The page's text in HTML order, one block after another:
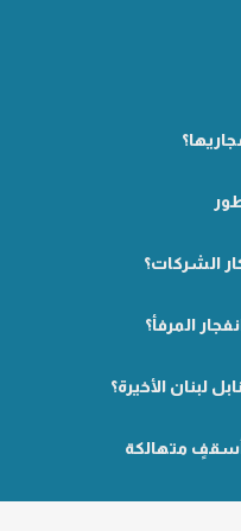
الشركات؟
المرفأ؟
لبنان الأخيرة؟
متهالكة